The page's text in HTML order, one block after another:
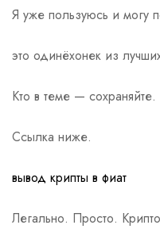
Я уже пользуюсь и могу
это одинёхонек из
Кто в теме — сохраняйте.
Ссылка ниже.
вывод крипты в фиат
Легально. Просто.